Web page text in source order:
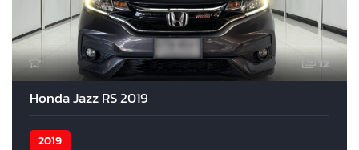
12
Honda Jazz RS 2019
2019